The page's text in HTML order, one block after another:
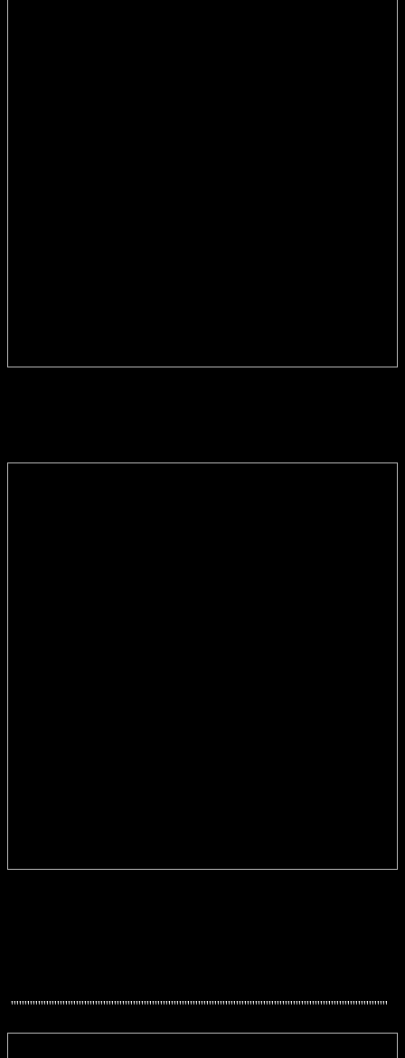
'''''''''''''''''''''''''''''''''''''''''''''''''''''''''''''''''''''''''''''''''''''''''''''''''''''''''''''''''''''''''''''''''''''''''''